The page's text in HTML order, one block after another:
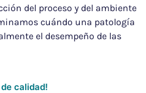
del proceso y del ambiente
cuándo una patología
el desempeño de las
calidad!